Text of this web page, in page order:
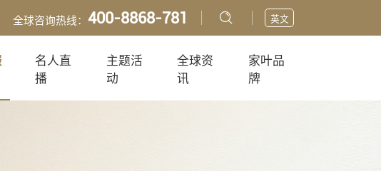
全球咨询热线：400-8868-781 英文
名人直
播
主题活
动
全球资
讯
家叶品
牌